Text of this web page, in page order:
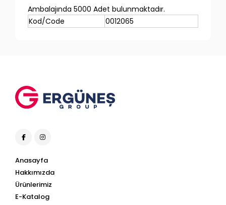
Ambalajında 5000 Adet bulunmaktadır.
Kod/Code
0012065
Anasayfa
Hakkımızda
Ürünlerimiz
E-Katalog